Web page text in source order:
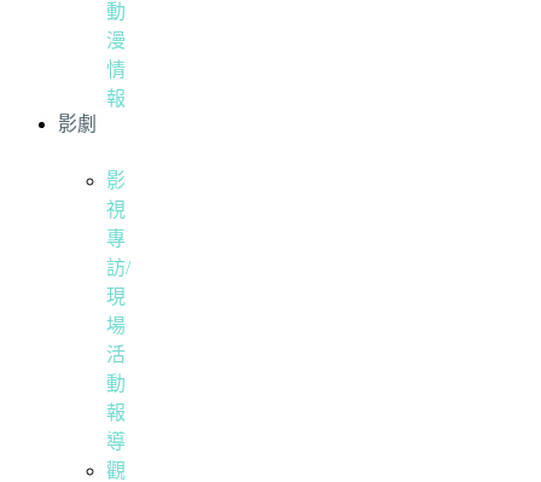
動
漫
情
報
影劇
影
視
專
訪/
現
場
活
動
報
導
觀